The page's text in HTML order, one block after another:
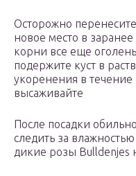
Осторожно
новое место в
корни все еще
подержите куст в
укоренения в течение
высаживайте
После посадки
следить за
дикие розы Bulldenjes